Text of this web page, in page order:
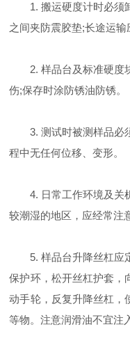
1. 搬运硬度计时必须
之间夹防震胶垫;长途运输
2. 样品台及标准硬度
伤;保存时涂防锈油防锈。
3. 测试时被测样品必
程中无任何位移、变形。
4. 日常工作环境及关
较潮湿的地区，应经常注
5. 样品台升降丝杠应
保护环，松开丝杠护套，
动手轮，反复升降丝杠，
等物。注意润滑油不宜注